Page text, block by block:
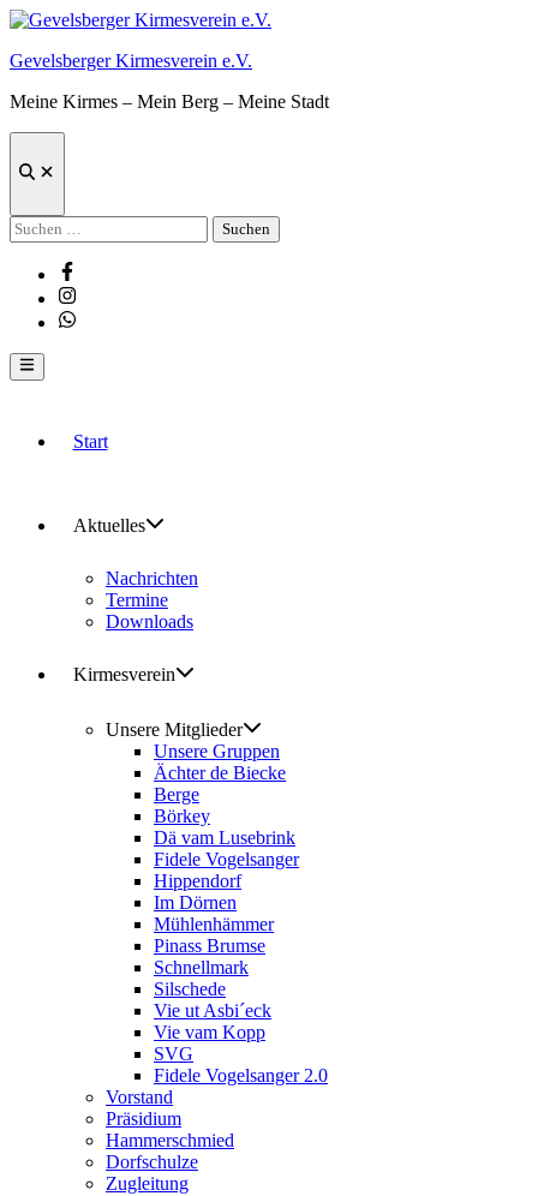
Zum
springen
Gevelsberger Kirmesverein e.V.
Meine Kirmes – Mein Berg – Meine Stadt
Suche
Suchen
nach:
Facebook
Instagram
Whatsapp
Hauptmenü
Start
Aktuelles
Nachrichten
Termine
Downloads
Kirmesverein
Unsere Mitglieder
Unsere Gruppen
Ächter de Biecke
Berge
Börkey
Dä vam Lusebrink
Fidele Vogelsanger
Hippendorf
Im Dörnen
Mühlenhämmer
Pinass Brumse
Schnellmark
Silschede
Vie ut Asbi´eck
Vie vam Kopp
SVG
Fidele Vogelsanger 2.0
Vorstand
Präsidium
Hammerschmied
Dorfschulze
Zugleitung